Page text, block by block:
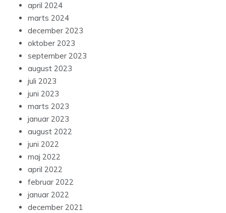
april 2024
marts 2024
december 2023
oktober 2023
september 2023
august 2023
juli 2023
juni 2023
marts 2023
januar 2023
august 2022
juni 2022
maj 2022
april 2022
februar 2022
januar 2022
december 2021